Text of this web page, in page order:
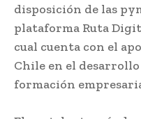
disposición de las
plataforma Ruta
cual cuenta con el
Chile en el
formación